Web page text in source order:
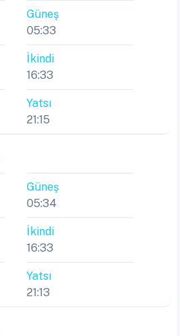
Güneş
05:33
İkindi
16:33
Yatsı
21:15
Güneş
05:34
İkindi
16:33
Yatsı
21:13